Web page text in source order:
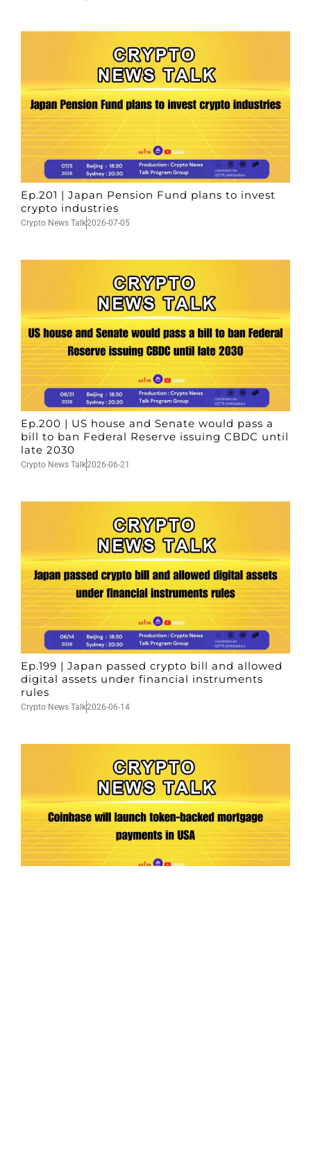
Ep.201 | Japan Pension Fund plans to invest
crypto industries
Crypto News Talk2026-07-05
Ep.200 | US house and Senate would pass a
bill to ban Federal Reserve issuing CBDC until
late 2030
Crypto News Talk2026-06-21
Ep.199 | Japan passed crypto bill and allowed
digital assets under financial instruments
rules
Crypto News Talk2026-06-14